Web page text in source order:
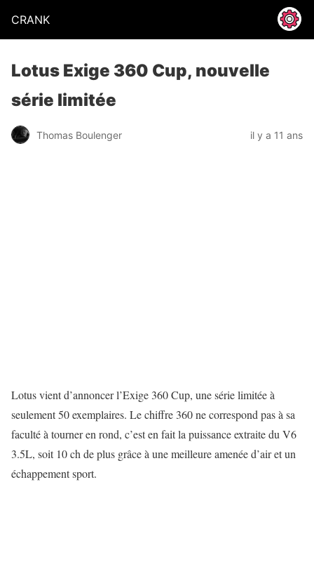
CRANK
Lotus Exige 360 Cup, nouvelle
série limitée
Thomas Boulenger il y a 11 ans
Lotus vient d’annoncer l’Exige 360 Cup, une série limitée à
seulement 50 exemplaires. Le chiffre 360 ne correspond pas à sa
faculté à tourner en rond, c’est en fait la puissance extraite du V6
3.5L, soit 10 ch de plus grâce à une meilleure amenée d’air et un
échappement sport.